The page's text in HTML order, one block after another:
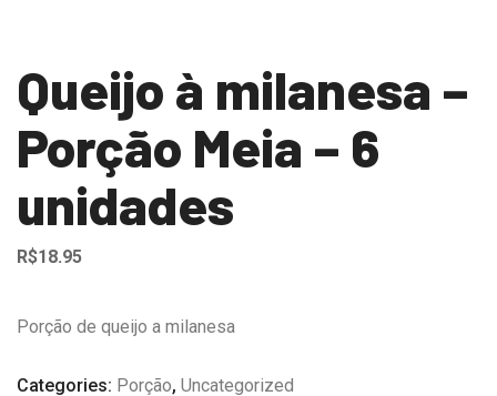
Queijo à milanesa –
Porção Meia – 6
unidades
R$18.95
Porção de queijo a milanesa
Categories: Porção, Uncategorized